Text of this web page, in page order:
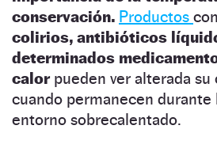
conservación. Productos
colirios, antibióticos
determinados
calorpueden ver alterada su
cuando permanecen durante
entorno sobrecalentado.